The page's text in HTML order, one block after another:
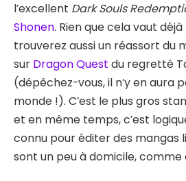
l’excellent Dark Souls
Shonen. Rien que cela vaut
trouverez aussi un réassort du
sur Dragon Quest du regretté
(dépêchez-vous, il n’y en aura
monde !). C’est le plus gros
et en même temps, c’est
connu pour éditer des mangas
sont un peu à domicile, comme